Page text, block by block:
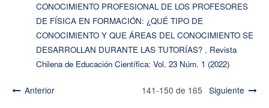
CONOCIMIENTO PROFESIONAL DE LOS PROFESORES
DE FÍSICA EN FORMACIÓN: ¿QUÉ TIPO DE
CONOCIMIENTO Y QUE ÁREAS DEL CONOCIMIENTO SE
DESARROLLAN DURANTE LAS TUTORÍAS? , Revista
Chilena de Educación Científica: Vol. 23 Núm. 1 (2022)
Anterior 141-150 de 165 Siguiente